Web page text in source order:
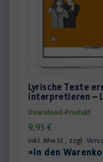
Lyrische Texte
interpretieren –
Download-Produkt
9,95 €
inkl. MwSt., zzgl.
»In den